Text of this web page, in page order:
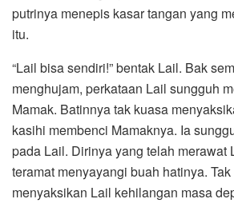
putrinya menepis kasar tangan yang
itu.
“Lail bisa sendiri!” bentak Lail. Bak
menghujam, perkataan Lail sungguh
Mamak. Batinnya tak kuasa
kasihi membenci Mamaknya. Ia
pada Lail. Dirinya yang telah merawat
teramat menyayangi buah hatinya.
menyaksikan Lail kehilangan masa